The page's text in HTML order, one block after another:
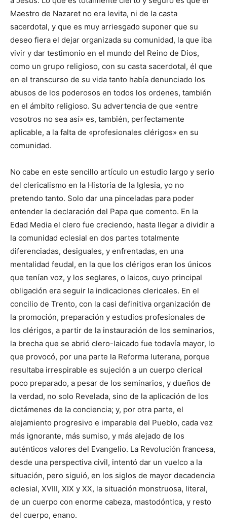
Maestro de Nazaret no era levita, ni de la casta
sacerdotal, y que es muy arriesgado suponer que su
deseo fiera el dejar organizada su comunidad, la que iba
vivir y dar testimonio en el mundo del Reino de Dios,
como un grupo religioso, con su casta sacerdotal, él que
en el transcurso de su vida tanto había denunciado los
abusos de los poderosos en todos los ordenes, también
en el ámbito religioso. Su advertencia de que «entre
vosotros no sea así» es, también, perfectamente
aplicable, a la falta de «profesionales clérigos» en su
comunidad.
No cabe en este sencillo artículo un estudio largo y serio
del clericalismo en la Historia de la Iglesia, yo no
pretendo tanto. Solo dar una pinceladas para poder
entender la declaración del Papa que comento. En la
Edad Media el clero fue creciendo, hasta llegar a dividir a
la comunidad eclesial en dos partes totalmente
diferenciadas, desiguales, y enfrentadas, en una
mentalidad feudal, en la que los clérigos eran los únicos
que tenían voz, y los seglares, o laicos, cuyo principal
obligación era seguir la indicaciones clericales. En el
concilio de Trento, con la casi definitiva organización de
la promoción, preparación y estudios profesionales de
los clérigos, a partir de la instauración de los seminarios,
la brecha que se abrió clero-laicado fue todavía mayor, lo
que provocó, por una parte la Reforma luterana, porque
resultaba irrespirable es sujeción a un cuerpo clerical
poco preparado, a pesar de los seminarios, y dueños de
la verdad, no solo Revelada, sino de la aplicación de los
dictámenes de la conciencia; y, por otra parte, el
alejamiento progresivo e imparable del Pueblo, cada vez
más ignorante, más sumiso, y más alejado de los
auténticos valores del Evangelio. La Revolución francesa,
desde una perspectiva civil, intentó dar un vuelco a la
situación, pero siguió, en los siglos de mayor decadencia
eclesial, XVIII, XIX y XX, la situación monstruosa, literal,
de un cuerpo con enorme cabeza, mastodóntica, y resto
del cuerpo, enano.